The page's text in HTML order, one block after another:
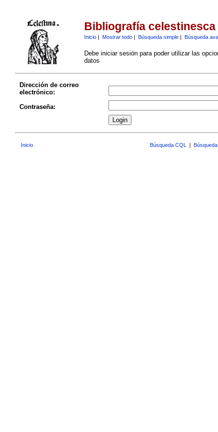
Bibliografía celestinesca
Inicio| Mostrar todo| Búsqueda simple| Búsqueda
Debe iniciar sesión para poder utilizar las
datos
Dirección de correo
electrónico:
Contraseña:
Inicio Búsqueda CQL |